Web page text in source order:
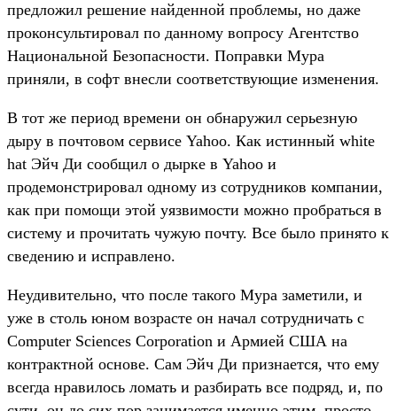
предложил решение найденной проблемы, но даже
проконсультировал по данному вопросу Агентство
Национальной Безопасности. Поправки Мура
приняли, в софт внесли соответствующие изменения.
В тот же период времени он обнаружил серьезную
дыру в почтовом сервисе Yahoo. Как истинный white
hat Эйч Ди сообщил о дырке в Yahoo и
продемонстрировал одному из сотрудников компании,
как при помощи этой уязвимости можно пробраться в
систему и прочитать чужую почту. Все было принято к
сведению и исправлено.
Неудивительно, что после такого Мура заметили, и
уже в столь юном возрасте он начал сотрудничать с
Computer Sciences Corporation и Армией США на
контрактной основе. Сам Эйч Ди признается, что ему
всегда нравилось ломать и разбирать все подряд, и, по